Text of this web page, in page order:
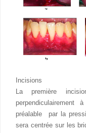
Incisions
La première
préalable par la
sera centrée sur les